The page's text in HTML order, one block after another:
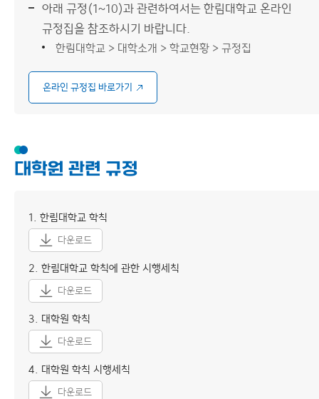
이용안내
찾아오시는 길
아래 규정(1~10)과 관련하여서는 한림대학교 온라인
규정집을 참조하시기 바랍니다.
한림대학교 > 대학소개 > 학교현황 > 규정집
온라인 규정집 바로가기
대학원 관련 규정
1. 한림대학교 학칙
다운로드
2. 한림대학교 학칙에 관한 시행세칙
다운로드
3. 대학원 학칙
다운로드
4. 대학원 학칙 시행세칙
다운로드